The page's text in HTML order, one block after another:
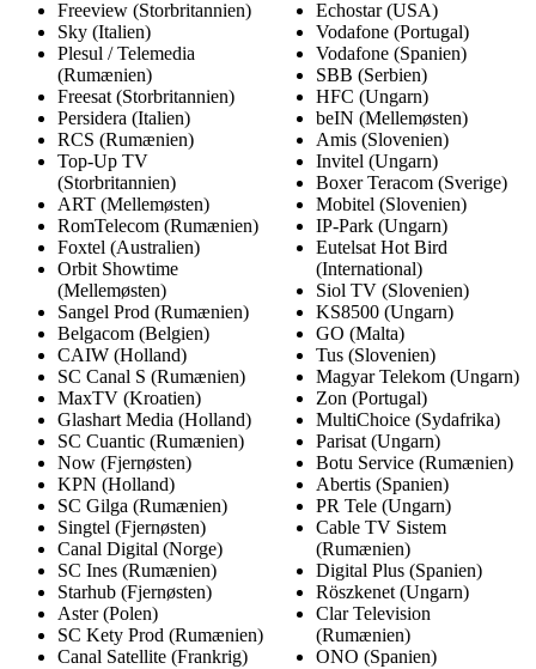
Freeview (Storbritannien)
Sky (Italien)
Plesul / Telemedia
(Rumænien)
Freesat (Storbritannien)
Persidera (Italien)
RCS (Rumænien)
Top-Up TV
(Storbritannien)
ART (Mellemøsten)
RomTelecom (Rumænien)
Foxtel (Australien)
Orbit Showtime
(Mellemøsten)
Sangel Prod (Rumænien)
Belgacom (Belgien)
CAIW (Holland)
SC Canal S (Rumænien)
MaxTV (Kroatien)
Glashart Media (Holland)
SC Cuantic (Rumænien)
Now (Fjernøsten)
KPN (Holland)
SC Gilga (Rumænien)
Singtel (Fjernøsten)
Canal Digital (Norge)
SC Ines (Rumænien)
Starhub (Fjernøsten)
Aster (Polen)
SC Kety Prod (Rumænien)
Canal Satellite (Frankrig)
Echostar (USA)
Vodafone (Portugal)
Vodafone (Spanien)
SBB (Serbien)
HFC (Ungarn)
beIN (Mellemøsten)
Amis (Slovenien)
Invitel (Ungarn)
Boxer Teracom (Sverige)
Mobitel (Slovenien)
IP-Park (Ungarn)
Eutelsat Hot Bird
(International)
Siol TV (Slovenien)
KS8500 (Ungarn)
GO (Malta)
Tus (Slovenien)
Magyar Telekom (Ungarn)
Zon (Portugal)
MultiChoice (Sydafrika)
Parisat (Ungarn)
Botu Service (Rumænien)
Abertis (Spanien)
PR Tele (Ungarn)
Cable TV Sistem
(Rumænien)
Digital Plus (Spanien)
Röszkenet (Ungarn)
Clar Television
(Rumænien)
ONO (Spanien)